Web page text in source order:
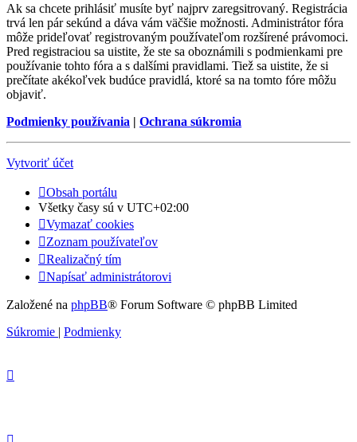
Ak sa chcete prihlásiť musíte byť najprv zaregsitrovaný. Registrácia
trvá len pár sekúnd a dáva vám väčšie možnosti. Administrátor fóra
môže prideľovať registrovaným používateľom rozšírené právomoci.
Pred registraciou sa uistite, že ste sa oboznámili s podmienkami pre
používanie tohto fóra a s dalšími pravidlami. Tiež sa uistite, že si
prečítate akékoľvek budúce pravidlá, ktoré sa na tomto fóre môžu
objaviť.
Podmienky používania | Ochrana súkromia
Vytvoriť účet
Obsah portálu
Všetky časy sú v UTC+02:00
Vymazať cookies
Zoznam používateľov
Realizačný tím
Napísať administrátorovi
Založené na phpBB® Forum Software © phpBB Limited
Súkromie | Podmienky